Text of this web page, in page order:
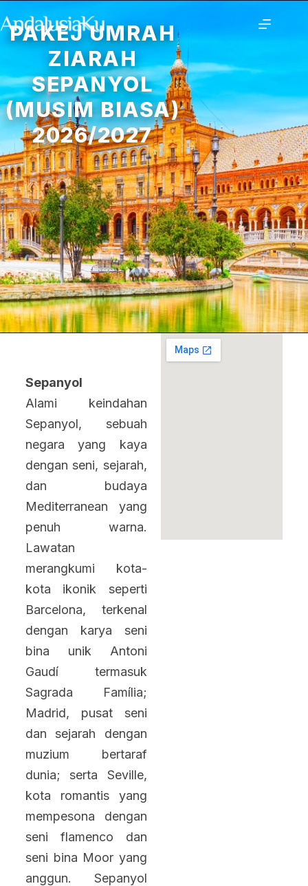
PAKEJ UMRAH
ZIARAH
SEPANYOL
(MUSIM BIASA)
2026/2027
Sepanyol
Alami keindahan
Sepanyol, sebuah
negara yang kaya
dengan seni, sejarah,
dan budaya
Mediterranean yang
penuh warna.
Lawatan
merangkumi kota-
kota ikonik seperti
Barcelona, terkenal
dengan karya seni
bina unik Antoni
Gaudí termasuk
Sagrada Família;
Madrid, pusat seni
dan sejarah dengan
muzium bertaraf
dunia; serta Seville,
kota romantis yang
mempesona dengan
seni flamenco dan
seni bina Moor yang
anggun. Sepanyol